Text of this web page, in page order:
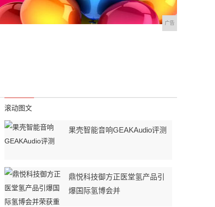
广告
滚动图文
果壳智能音响GEAKAudio评测
鼎悦科技御方正医堂氢产品引
爆国际氢博会并